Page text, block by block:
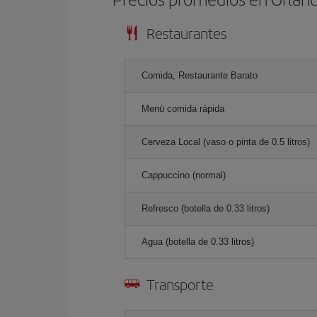
Restaurantes
Comida, Restaurante Barato
Menú comida rápida
Cerveza Local (vaso o pinta de 0.5 litros)
Cappuccino (normal)
Refresco (botella de 0.33 litros)
Agua (botella de 0.33 litros)
Transporte